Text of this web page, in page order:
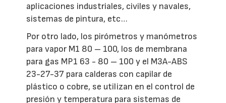
aplicaciones industriales, civiles y navales,
sistemas de pintura, etc…
Por otro lado, los pirómetros y manómetros
para vapor M1 80 – 100, los de membrana
para gas MP1 63 - 80 – 100 y el M3A-ABS
23-27-37 para calderas con capilar de
plástico o cobre, se utilizan en el control de
presión y temperatura para sistemas de